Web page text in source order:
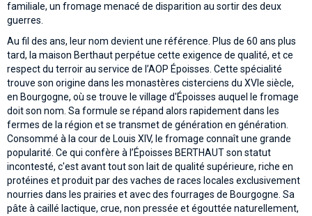
familiale, un fromage menacé de disparition au sortir des deux
guerres.
Au fil des ans, leur nom devient une référence. Plus de 60 ans plus
tard, la maison Berthaut perpétue cette exigence de qualité, et ce
respect du terroir au service de l’AOP Époisses. Cette spécialité
trouve son origine dans les monastères cisterciens du XVIe siècle,
en Bourgogne, où se trouve le village d'Époisses auquel le fromage
doit son nom. Sa formule se répand alors rapidement dans les
fermes de la région et se transmet de génération en génération.
Consommé à la cour de Louis XIV, le fromage connaît une grande
popularité. Ce qui confère à l’Époisses BERTHAUT son statut
incontesté, c'est avant tout son lait de qualité supérieure, riche en
protéines et produit par des vaches de races locales exclusivement
nourries dans les prairies et avec des fourrages de Bourgogne. Sa
pâte à caillé lactique, crue, non pressée et égouttée naturellement,